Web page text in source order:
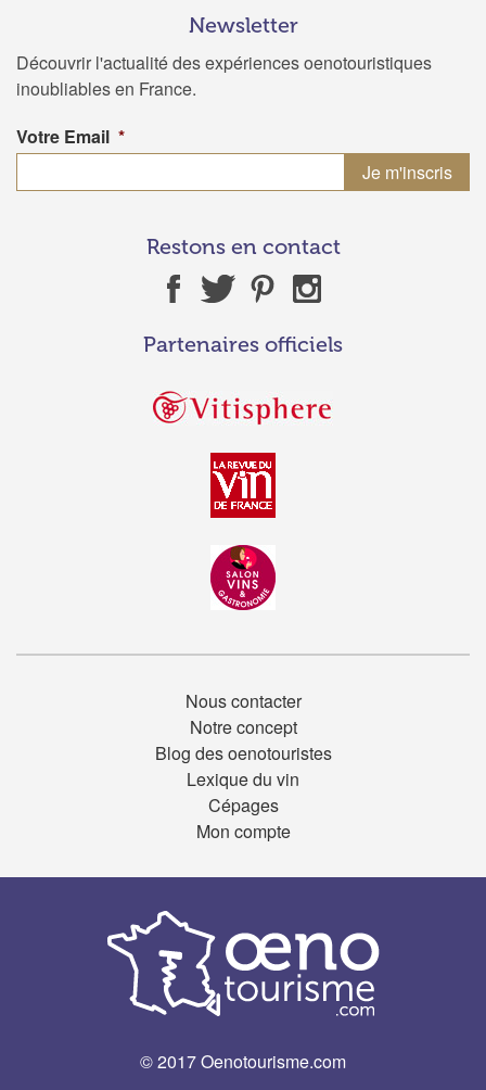
Newsletter
Découvrir l'actualité des expériences oenotouristiques
inoubliables en France.
Votre Email *
Restons en contact
Partenaires officiels
Nous contacter
Notre concept
Blog des oenotouristes
Lexique du vin
Cépages
Mon compte
© 2017 Oenotourisme.com